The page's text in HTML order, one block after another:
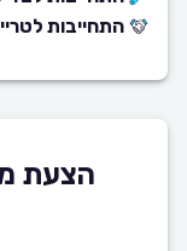
התחייבות
הצעת